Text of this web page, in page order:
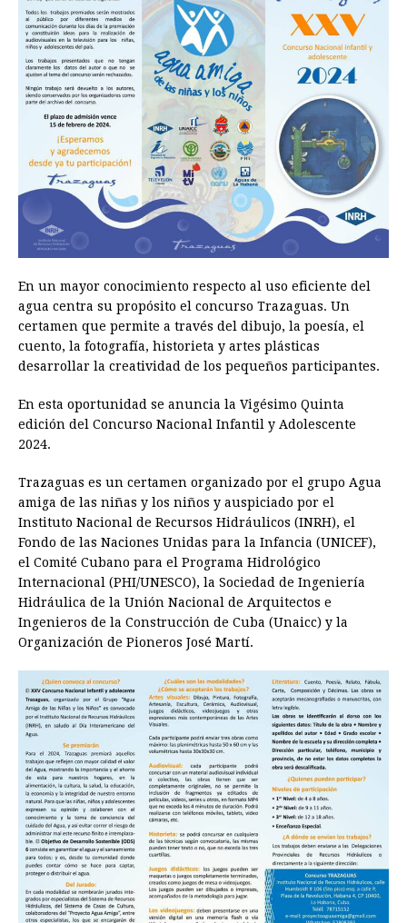
En un mayor conocimiento respecto al uso eficiente del
agua centra su propósito el concurso Trazaguas. Un
certamen que permite a través del dibujo, la poesía, el
cuento, la fotografía, historieta y artes plásticas
desarrollar la creatividad de los pequeños participantes.
En esta oportunidad se anuncia la Vigésimo Quinta
edición del Concurso Nacional Infantil y Adolescente
2024.
Trazaguas es un certamen organizado por el grupo Agua
amiga de las niñas y los niños y auspiciado por el
Instituto Nacional de Recursos Hidráulicos (INRH), el
Fondo de las Naciones Unidas para la Infancia (UNICEF),
el Comité Cubano para el Programa Hidrológico
Internacional (PHI/UNESCO), la Sociedad de Ingeniería
Hidráulica de la Unión Nacional de Arquitectos e
Ingenieros de la Construcción de Cuba (Unaicc) y la
Organización de Pioneros José Martí.